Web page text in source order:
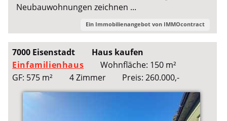
Neubauwohnungen zeichnen ...
Ein Immobilienangebot von IMMOcontract
7000 Eisenstadt
Haus kaufen
Einfamilienhaus
Wohnfläche: 150 m²
GF: 575 m²
4 Zimmer Preis: 260.000,-